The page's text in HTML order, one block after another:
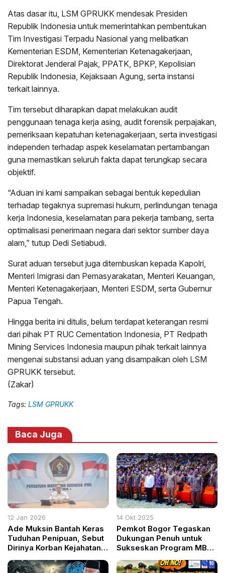
Atas dasar itu, LSM GPRUKK mendesak Presiden
Republik Indonesia untuk memerintahkan pembentukan
Tim Investigasi Terpadu Nasional yang melibatkan
Kementerian ESDM, Kementerian Ketenagakerjaan,
Direktorat Jenderal Pajak, PPATK, BPKP, Kepolisian
Republik Indonesia, Kejaksaan Agung, serta instansi
terkait lainnya.
Tim tersebut diharapkan dapat melakukan audit
penggunaan tenaga kerja asing, audit forensik perpajakan,
pemeriksaan kepatuhan ketenagakerjaan, serta investigasi
independen terhadap aspek keselamatan pertambangan
guna memastikan seluruh fakta dapat terungkap secara
objektif.
“Aduan ini kami sampaikan sebagai bentuk kepedulian
terhadap tegaknya supremasi hukum, perlindungan tenaga
kerja Indonesia, keselamatan para pekerja tambang, serta
optimalisasi penerimaan negara dari sektor sumber daya
alam,” tutup Dedi Setiabudi.
Surat aduan tersebut juga ditembuskan kepada Kapolri,
Menteri Imigrasi dan Pemasyarakatan, Menteri Keuangan,
Menteri Ketenagakerjaan, Menteri ESDM, serta Gubernur
Papua Tengah.
Hingga berita ini ditulis, belum terdapat keterangan resmi
dari pihak PT RUC Cementation Indonesia, PT Redpath
Mining Services Indonesia maupun pihak terkait lainnya
mengenai substansi aduan yang disampaikan oleh LSM
GPRUKK tersebut.
(Zakar)
Tags: LSM GPRUKK
Baca Juga
12 Jan 2026
Ade Muksin Bantah Keras
Tuduhan Penipuan, Sebut
Dirinya Korban Kejahatan
14 Okt 2025
Pemkot Bogor Tegaskan
Dukungan Penuh untuk
Sukseskan Program MBG